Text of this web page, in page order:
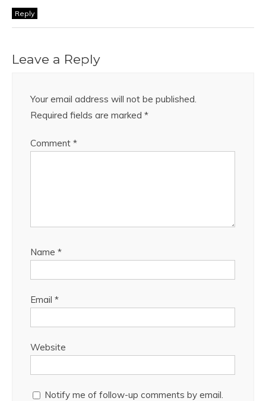
Reply
Leave a Reply
Your email address will not be published.
Required fields are marked *
Comment *
Name *
Email *
Website
Notify me of follow-up comments by email.